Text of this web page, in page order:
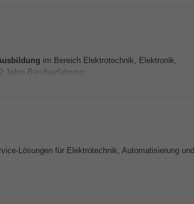
im Bereich Elektrotechnik, Elektronik,
Berufserfahrung...
Lösungen für Elektrotechnik, Automatisierung und